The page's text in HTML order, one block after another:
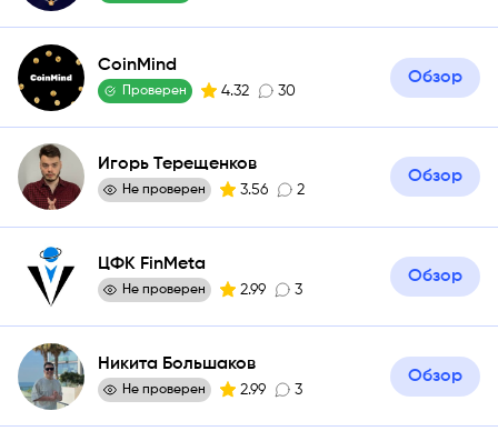
CoinMind
Проверен 4.32 30
Обзор
Игорь Терещенков
Не проверен 3.56 2
Обзор
ЦФК FinMeta
Не проверен 2.99 3
Обзор
Никита Большаков
Не проверен 2.99 3
Обзор